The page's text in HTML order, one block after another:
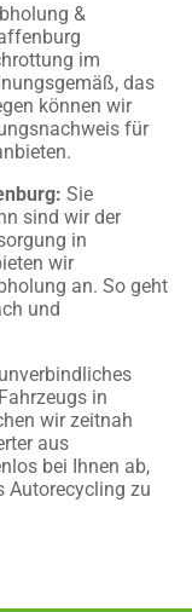
&
im
das
können wir
für
Sie
sind wir der
in
wir
an. So geht
und
in
wir zeitnah
aus
bei Ihnen ab,
Autorecycling zu